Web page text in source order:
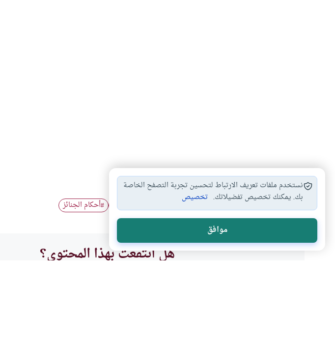
أحكام التعزية والجنائز بدع القبور والجنائز صلاة الجنازة #أحكام الجنائز
هل انتفعت بهذا المحتوى؟
نستخدم ملفات تعريف الارتباط لتحسين تجربة التصفح الخاصة
بك. يمكنك تخصيص تفضيلاتك. تخصيص
موافق